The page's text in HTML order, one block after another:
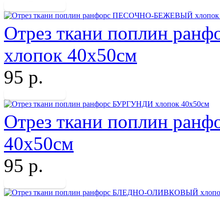
Отрез ткани поплин
хлопок 40х50см
95 р.
Отрез ткани поплин
40х50см
95 р.